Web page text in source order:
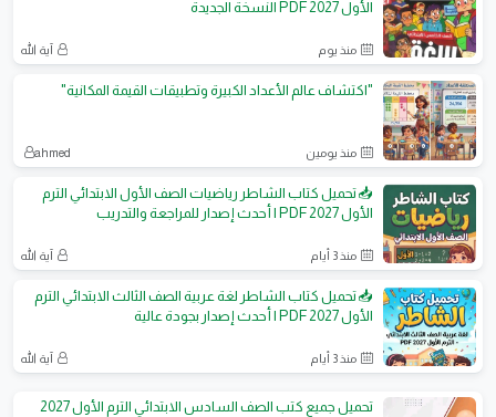
الأول 2027 PDF النسخة الجديدة
منذ يوم آية الله
"اكتشاف عالم الأعداد الكبيرة وتطبيقات القيمة المكانية"
منذ يومين ahmed
📥 تحميل كتاب الشاطر رياضيات الصف الأول الابتدائي الترم
الأول 2027 PDF | أحدث إصدار للمراجعة والتدريب
منذ 3 أيام آية الله
📥 تحميل كتاب الشاطر لغة عربية الصف الثالث الابتدائي الترم
الأول 2027 PDF | أحدث إصدار بجودة عالية
منذ 3 أيام آية الله
تحميل جميع كتب الصف السادس الابتدائي الترم الأول 2027